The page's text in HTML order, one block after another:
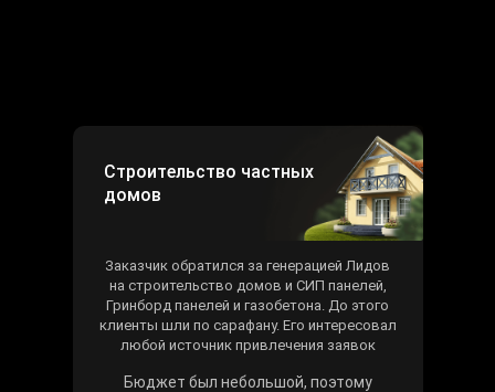
Cтроительство частных
домов
Заказчик обратился за генерацией Лидов
на строительство домов и СИП панелей,
Гринборд панелей и газобетона. До этого
клиенты шли по сарафану. Его интересовал
любой источник привлечения заявок
Бюджет был небольшой, поэтому